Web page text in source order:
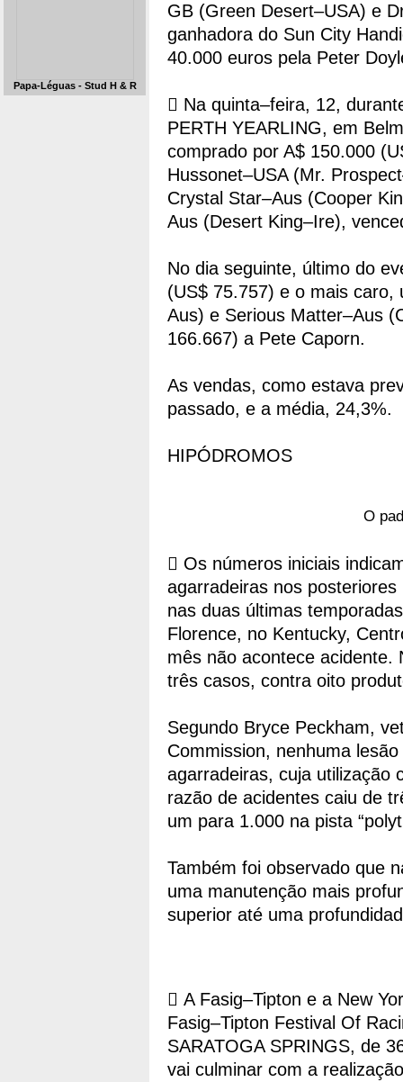
Papa-Léguas - Stud H & R
GB (Green Desert–USA) e
ganhadora do Sun City
40.000 euros pela Peter
 Na quinta–feira, 12,
PERTH YEARLING, em
comprado por A$ 150.000
Hussonet–USA (Mr.
Crystal Star–Aus (Cooper
Aus (Desert King–Ire),
No dia seguinte, último do
(US$ 75.757) e o mais caro,
Aus) e Serious Matter–Aus
166.667) a Pete Caporn.
As vendas, como estava
passado, e a média, 24,3%.
HIPÓDROMOS
O
 Os números iniciais
agarradeiras nos
nas duas últimas
Florence, no Kentucky,
mês não acontece acidente.
três casos, contra oito
Segundo Bryce Peckham,
Commission, nenhuma
agarradeiras, cuja utilização
razão de acidentes caiu de
um para 1.000 na pista
Também foi observado que
uma manutenção mais
superior até uma
 A Fasig–Tipton e a New
Fasig–Tipton Festival Of
SARATOGA SPRINGS, de
vai culminar com a